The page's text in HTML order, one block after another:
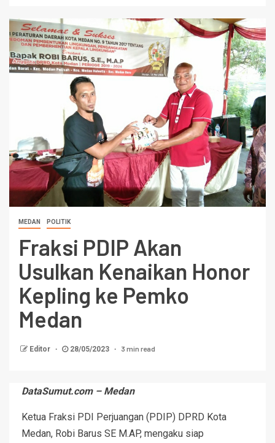
MEDAN POLITIK
Fraksi PDIP Akan
Usulkan Kenaikan Honor
Kepling ke Pemko
Medan
Editor 28/05/2023 3 min read
DataSumut.com – Medan
Ketua Fraksi PDI Perjuangan (PDIP) DPRD Kota
Medan, Robi Barus SE M.AP, mengaku siap